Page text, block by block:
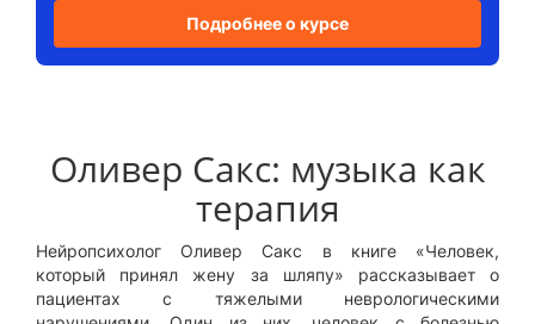
Подробнее о курсе
Оливер Сакс: музыка как
терапия
Нейропсихолог Оливер Сакс в книге «Человек,
который принял жену за шляпу» рассказывает о
пациентах с тяжелыми неврологическими